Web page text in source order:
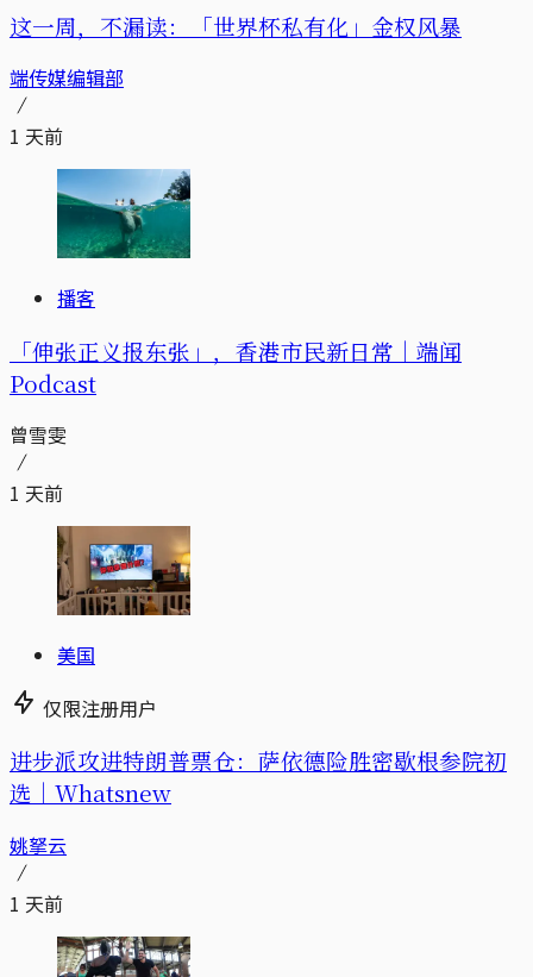
这一周，不漏读：「世界杯私有化」金权风暴
端传媒编辑部
1 天前
播客
「伸张正义报东张」，香港市民新日常｜端闻
Podcast
曾雪雯
1 天前
美国
仅限注册用户
进步派攻进特朗普票仓：萨依德险胜密歇根参院初
选｜Whatsnew
姚拏云
1 天前